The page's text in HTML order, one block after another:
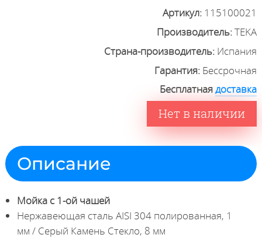
Артикул: 115100021
Производитель:TEKA
Страна-производитель: Испания
Гарантия: Бессрочная
Бесплатнаядоставка
Нет в наличии
Описание
Мойка с 1-ой чашей
Нержавеющая сталь AISI 304 полированная, 1
мм / Серый Камень Стекло, 8 мм